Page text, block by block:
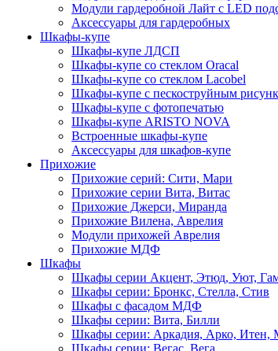
Модули гардеробной Лайт с LED
Аксессуары для гардеробных
Шкафы-купе
Шкафы-купе ЛДСП
Шкафы-купе со стеклом Oracal
Шкафы-купе со стеклом Lacobel
Шкафы-купе с пескоструйным
Шкафы-купе с фотопечатью
Шкафы-купе ARISTO NOVA
Встроенные шкафы-купе
Аксессуары для шкафов-купе
Прихожие
Прихожие серий: Сити, Мари
Прихожие серии Вита, Витас
Прихожие Джерси, Миранда
Прихожие Вилена, Аврелия
Модули прихожей Аврелия
Прихожие МДФ
Шкафы
Шкафы серии Акцент, Этюд, Уют,
Шкафы серии: Бронкс, Стелла, Стив
Шкафы с фасадом МДФ
Шкафы серии: Вита, Билли
Шкафы серии: Аркадия, Арко, Итен,
Шкафы серии: Вегас, Вега